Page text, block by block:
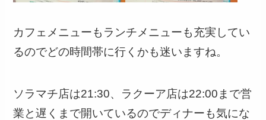
カフェメニューもランチメニューも充実してい
るのでどの時間帯に行くかも迷いますね。
ソラマチ店は21:30、ラクーア店は22:00まで営
業と遅くまで開いているのでディナーも気にな